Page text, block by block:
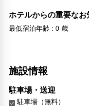
ホテルからの重要なお
最低宿泊年齢 : 0 歳
施設情報
駐車場・送迎
駐車場（無料）